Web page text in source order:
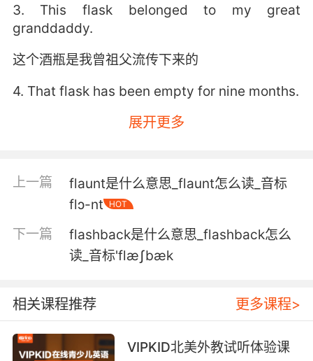
3. This flask belonged to my great
granddaddy.
这个酒瓶是我曾祖父流传下来的
4. That flask has been empty for nine months.
那个酒瓶已经空了九个月了
from 1953.
里面是个扁酒瓶 装着1953年产的圣油
6. I don't suppose either of you snuck a flask
7. I found this flask of rum in your locker.
我在你的储物柜里找到了这瓶朗姆酒
展开更多
上一篇
flaunt是什么意思_flaunt怎么读_音标
flɔ-nt
HOT
下一篇
flashback是什么意思_flashback怎么
读_音标'flæʃbæk
相关课程推荐 更多课程>
VIPKID北美外教试听体验课